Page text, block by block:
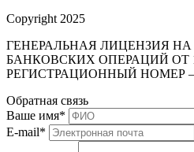
Copyright 2025
ГЕНЕРАЛЬНАЯ ЛИЦЕНЗИЯ
БАНКОВСКИХ ОПЕРАЦИЙ ОТ
РЕГИСТРАЦИОННЫЙ НОМЕР —
Обратная связь
Ваше имя*
E-mail*